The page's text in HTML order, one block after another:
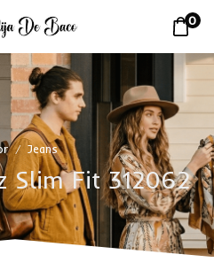
0
/ Jeans
Slim Fit 312062